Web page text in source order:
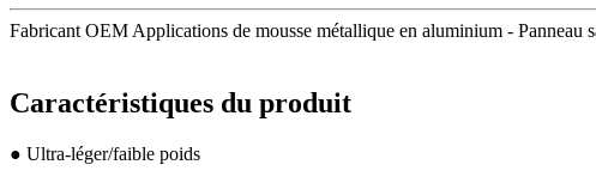
Fabricant OEM Applications de mousse métallique en aluminium -
Caractéristiques du produit
● Ultra-léger/faible poids